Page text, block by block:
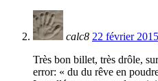
calc8 22 février
Très bon billet, très drôle,
error: « du du rêve en